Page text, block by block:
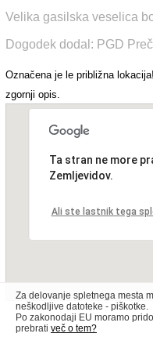
Velika gasilska veselica
Dogodek dodal: PGD
Označena je le približna
zgornji opis.
Ta stran ne more
Zemljevidov.
Ali ste lastnik tega
Za delovanje spletnega mesta
neškodljive datoteke - piškotke.
Po zakonodaji EU moramo
prebrati več o tem?